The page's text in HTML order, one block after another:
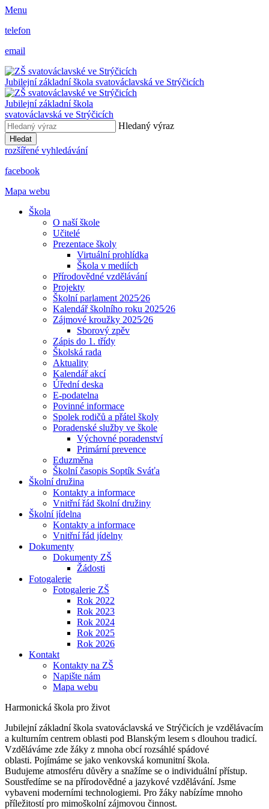
Menu
telefon
email
Jubilejní základní škola svatováclavská ve Strýčicích
Jubilejní základní škola
svatováclavská ve Strýčicích
Hledaný výraz
Hledat
rozšířené vyhledávání
facebook
Mapa webu
Škola
O naší škole
Učitelé
Prezentace školy
Virtuální prohlídka
Škola v mediích
Přírodovědné vzdělávání
Projekty
Školní parlament 2025⁄26
Kalendář školního roku 2025⁄26
Zájmové kroužky 2025⁄26
Sborový zpěv
Zápis do 1. třídy
Školská rada
Aktuality
Kalendář akcí
Úřední deska
E-podatelna
Povinné informace
Spolek rodičů a přátel školy
Poradenské služby ve škole
Výchovné poradenství
Primární prevence
Eduzměna
Školní časopis Soptík Sváťa
Školní družina
Kontakty a informace
Vnitřní řád školní družiny
Školní jídelna
Kontakty a informace
Vnitřní řád jídelny
Dokumenty
Dokumenty ZŠ
Žádosti
Fotogalerie
Fotogalerie ZŠ
Rok 2022
Rok 2023
Rok 2024
Rok 2025
Rok 2026
Kontakt
Kontakty na ZŠ
Napište nám
Mapa webu
Harmonická škola pro život
Jubilejní základní škola svatováclavská ve Strýčicích je vzdělávacím
a kulturním centrem oblasti pod Blanským lesem s dlouhou tradicí.
Vzděláváme zde žáky z mnoha obcí rozsáhlé spádové
oblasti. Pojímáme se jako venkovská komunitní škola.
Budujeme atmosféru důvěry a snažíme se o individuální přístup.
Soustředíme se na přírodovědné a jazykové vzdělávání. Jsme
vybaveni moderními technologiemi. Pro žáky nabízíme mnoho
příležitostí pro mimoškolní zájmovou činnost.